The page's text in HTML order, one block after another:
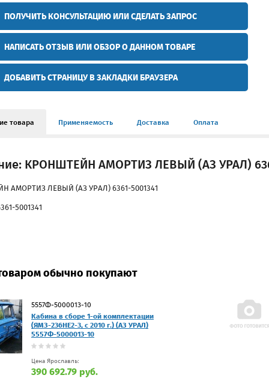
ПОЛУЧИТЬ КОНСУЛЬТАЦИЮ ИЛИ СДЕЛАТЬ ЗАПРОС
НАПИСАТЬ ОТЗЫВ ИЛИ ОБЗОР О ДАННОМ ТОВАРЕ
ДОБАВИТЬ СТРАНИЦУ В ЗАКЛАДКИ БРАУЗЕРА
товара Применяемость Доставка Оплата
КРОНШТЕЙН АМОРТИЗ ЛЕВЫЙ (АЗ УРАЛ)
АМОРТИЗ ЛЕВЫЙ (АЗ УРАЛ) 6361-5001341
5001341
обычно покупают
5557Ф-5000013-10
Кабина в сборе 1-ой комплектации
(ЯМЗ-236НЕ2-3, с 2010 г.) (АЗ УРАЛ)
5557Ф-5000013-10
Цена Ярославль:
390 692.79 руб.